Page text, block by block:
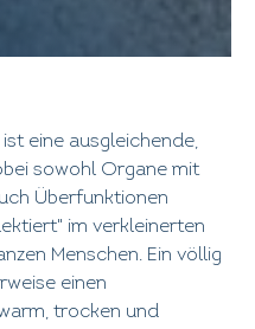
eine ausgleichende,
sowohl Organe mit
Überfunktionen
im verkleinerten
Menschen. Ein völlig
einen
trocken und